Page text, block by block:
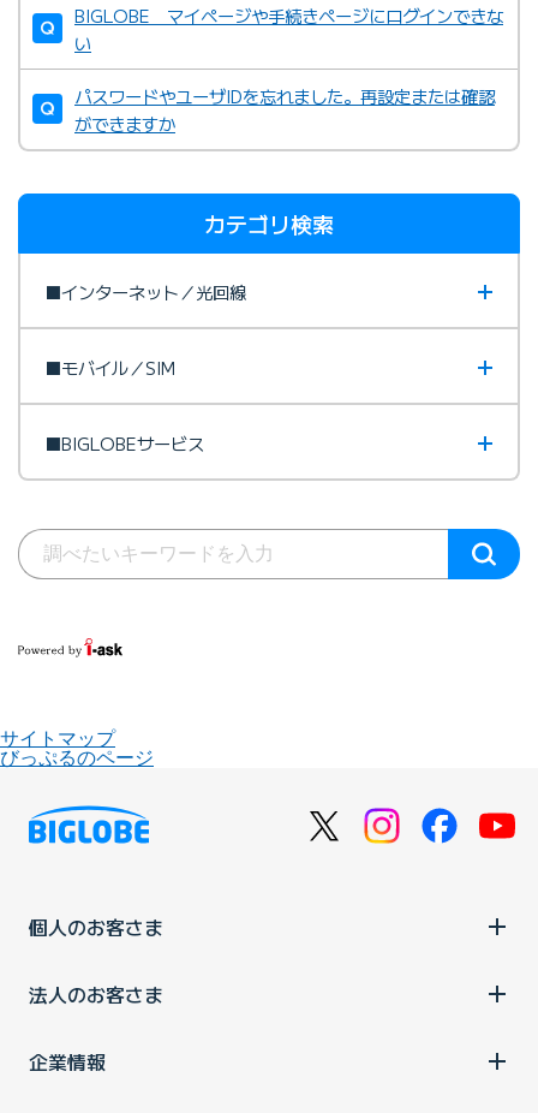
BIGLOBE マイページや手続きページにログインできな
い
パスワードやユーザIDを忘れました。再設定または確認
ができますか
カテゴリ検索
■インターネット／光回線
■モバイル／SIM
■BIGLOBEサービス
サイトマップ
びっぷるのページ
個人のお客さま
法人のお客さま
企業情報